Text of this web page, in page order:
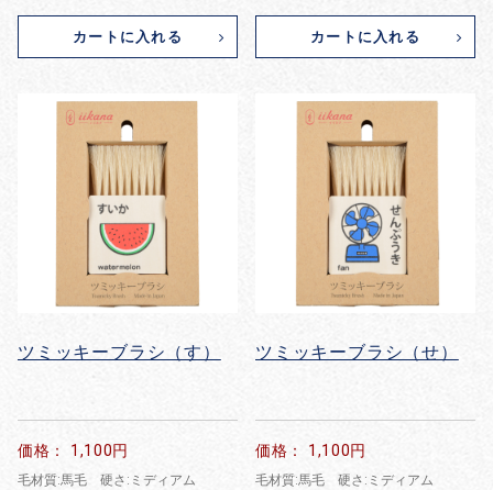
カートに入れる カートに入れる
ツミッキーブラシ（す）
価格： 1,100円
毛材質:馬毛 硬さ:ミディアム
ツミッキーブラシ（せ）
価格： 1,100円
毛材質:馬毛 硬さ:ミディアム